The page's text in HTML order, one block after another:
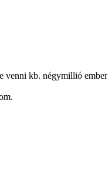
venni kb. négymillió ember